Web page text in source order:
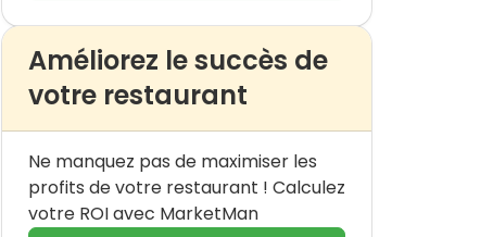
Améliorez le succès de
votre restaurant
Ne manquez pas de maximiser les
profits de votre restaurant ! Calculez
votre ROI avec MarketMan